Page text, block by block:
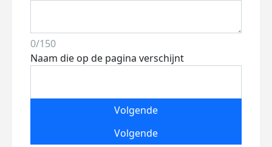
0/150
Naam die op de pagina verschijnt
Volgende
Volgende